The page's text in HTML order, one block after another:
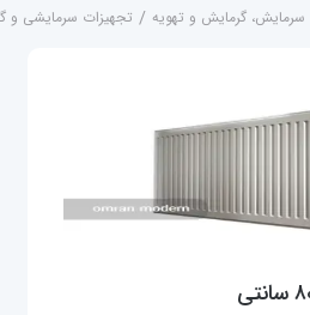
سرمایش، گرمایش و تهویه / تجهیزات سرمایشی و